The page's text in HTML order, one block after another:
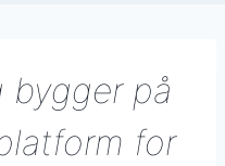
bygger på
for